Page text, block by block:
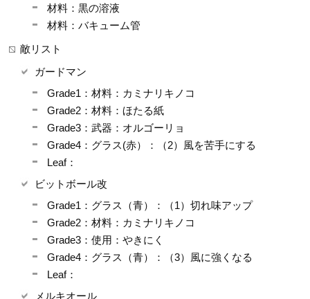
材料：黒の溶液
材料：バキューム管
敵リスト
ガードマン
Grade1：材料：カミナリキノコ
Grade2：材料：ほたる紙
Grade3：武器：オルゴーリョ
Grade4：グラス(赤）：（2）風を苦手にする
Leaf：
ビットボール改
Grade1：グラス（青）：（1）切れ味アップ
Grade2：材料：カミナリキノコ
Grade3：使用：やきにく
Grade4：グラス（青）：（3）風に強くなる
Leaf：
メルキオール